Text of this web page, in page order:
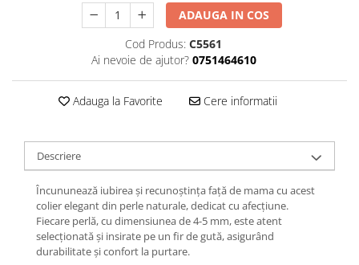
ADAUGA IN COS
Cod Produs: C5561
Ai nevoie de ajutor? 0751464610
Adauga la Favorite Cere informatii
Descriere
Încununează iubirea și recunoștința față de mama cu acest
colier elegant din perle naturale, dedicat cu afecțiune.
Fiecare perlă, cu dimensiunea de 4-5 mm, este atent
selecționată și insirate pe un fir de gută, asigurând
durabilitate și confort la purtare.